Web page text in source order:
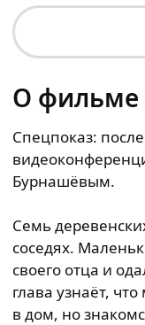
О фильме
Спецпоказ: после
Бурнашёвым.
Семь
соседях.
своего отца и
глава узнаёт,
в дом, но